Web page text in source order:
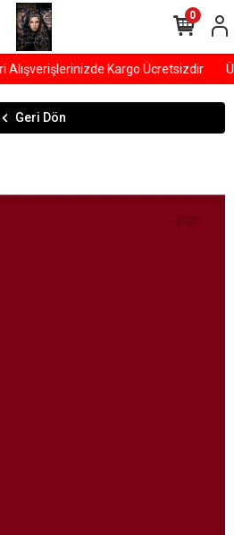
Kargo Ücretsizdir
0
Geri Dön